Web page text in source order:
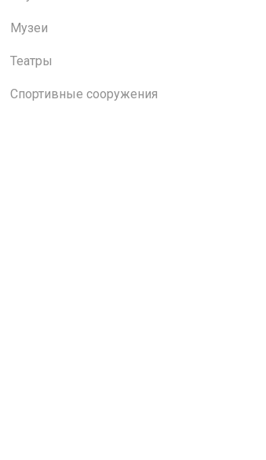
Музеи
Театры
Спортивные сооружения